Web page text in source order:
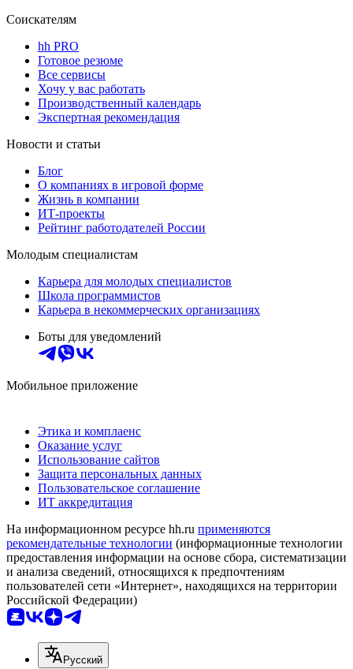
Соискателям
hh PRO
Готовое резюме
Все сервисы
Хочу у вас работать
Производственный календарь
Экспертная рекомендация
Новости и статьи
Блог
О компаниях в игровой форме
Жизнь в компании
ИТ-проекты
Рейтинг работодателей России
Молодым специалистам
Карьера для молодых специалистов
Школа программистов
Карьера в некоммерческих организациях
Боты для уведомлений
Мобильное приложение
Этика и комплаенс
Оказание услуг
Использование сайтов
Защита персональных данных
Пользовательское соглашение
ИТ аккредитация
На информационном ресурсе hh.ru применяются
рекомендательные технологии (информационные технологии
предоставления информации на основе сбора, систематизации
и анализа сведений, относящихся к предпочтениям
пользователей сети «Интернет», находящихся на территории
Российской Федерации)
Русский